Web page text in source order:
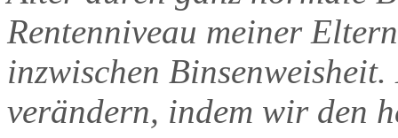
Rentenniveau meiner
inzwischen
verändern, indem wir den